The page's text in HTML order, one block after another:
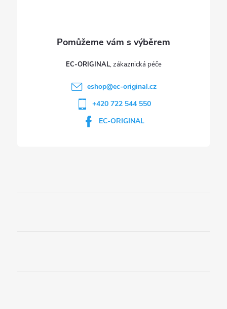
EC-ORIGINAL
eshop@ec-original.cz
+420 722 544 550
EC-ORIGINAL